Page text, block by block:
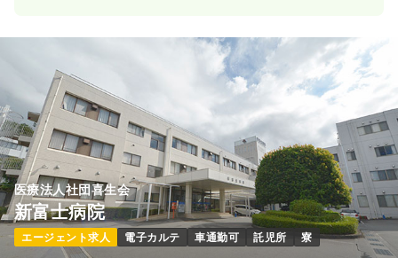
気になる 詳細を見る
日勤のみ（パート）
給与 お問い合わせください
時間 8:30～17:30
医療法人社団喜生会
新富士病院
エージェント求人 電子カルテ 車通勤可 託児所 寮